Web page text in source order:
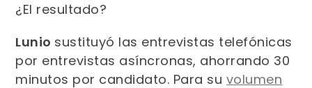
¿El resultado?
Lunio sustituyó las entrevistas telefónicas
por entrevistas asíncronas, ahorrando 30
minutos por candidato. Para su volumen